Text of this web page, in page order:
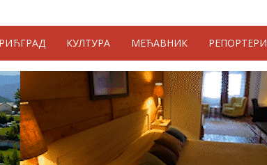
КУЛТУРА МЕЋАВНИК РЕПОРТЕРИ